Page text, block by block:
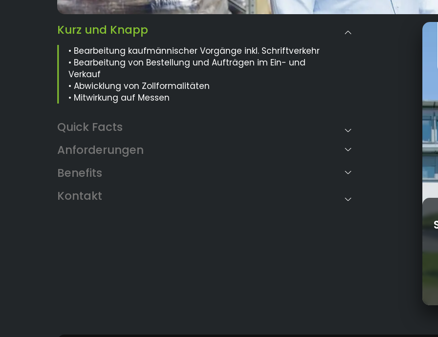
Kurz und Knapp
• Bearbeitung kaufmännischer Vorgänge inkl. Schriftverkehr
• Bearbeitung von Bestellung und Aufträgen im Ein- und
Verkauf
• Abwicklung von Zollformalitäten
• Mitwirkung auf Messen
Anforderungen
Benefits